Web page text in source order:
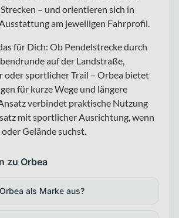
– und orientieren sich in
am jeweiligen Fahrprofil.
für Dich: Ob Pendelstrecke durch
auf der Landstraße,
oder sportlicher Trail – Orbea bietet
für kurze Wege und längere
verbindet praktische Nutzung
mit sportlicher Ausrichtung, wenn
Gelände suchst.
zu Orbea
als Marke aus?